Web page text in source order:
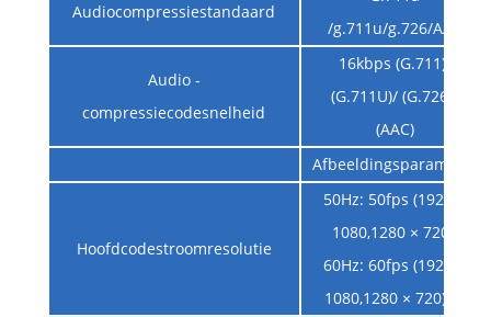
Audiocompressiestandaard
/g.711u/g.726/AAC
Audio -
compressiecodesnelheid
16kbps (G.711)/
(G.711U)/ (G.726)/
(AAC)
Afbeeldingsparameter
Hoofdcodestroomresolutie
50Hz: 50fps (1920 ×
1080,1280 × 720);
60Hz: 60fps (1920 ×
1080,1280 × 720) ；